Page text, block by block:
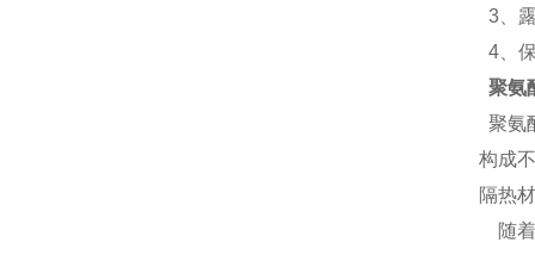
3、
4、
聚氨
聚氨
构成
隔热
随着